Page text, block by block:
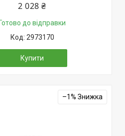
2 028 ₴
Готово до відправки
2973170
Купити
–1%